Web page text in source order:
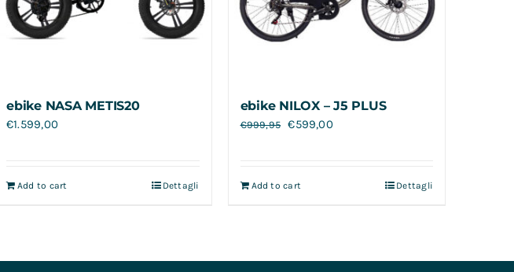
ebike NASA METIS20
€1.599,00
Add to cart Dettagli
ebike NILOX – J5 PLUS
€999,95 €599,00
Add to cart Dettagli